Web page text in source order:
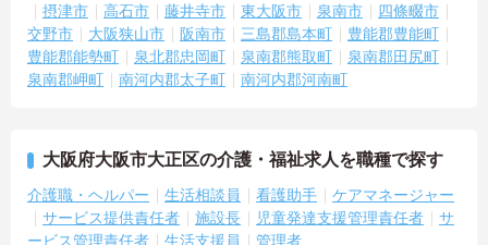
摂津市
高石市 藤井寺市 東大阪市 泉南市
四條畷市
交野市
大阪狭山市 阪南市 三島郡島本町
豊能郡豊能町
豊能郡能勢町
泉北郡忠岡町 泉南郡熊取町
泉南郡田尻町
泉南郡岬町
南河内郡太子町 南河内郡河南町
大阪府大阪市大正区の介護・福祉求人を職種で探す
介護職・ヘルパー 生活相談員 看護助手
ケアマネージャー
サービス提供責任者
施設長 児童発達支援管理責任者
サ
ービス管理責任者
生活支援員 管理者